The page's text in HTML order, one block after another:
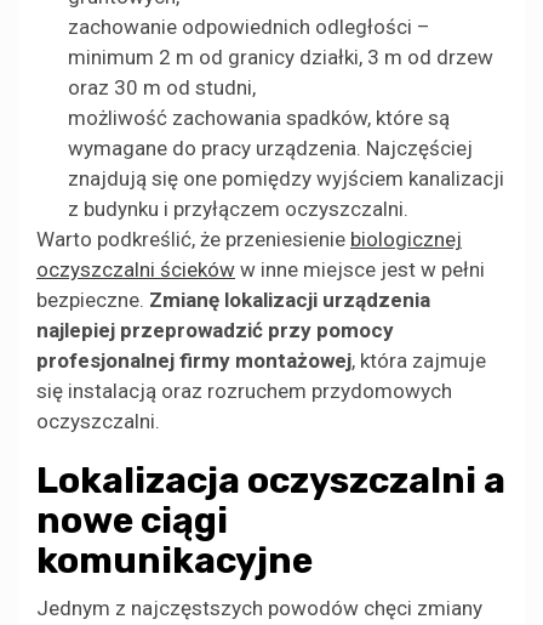
zachowanie odpowiednich odległości –
minimum 2 m od granicy działki, 3 m od drzew
oraz 30 m od studni,
możliwość zachowania spadków, które są
wymagane do pracy urządzenia. Najczęściej
znajdują się one pomiędzy wyjściem kanalizacji
z budynku i przyłączem oczyszczalni.
Warto podkreślić, że przeniesienie biologicznej
oczyszczalni ścieków w inne miejsce jest w pełni
bezpieczne. Zmianę lokalizacji urządzenia
najlepiej przeprowadzić przy pomocy
profesjonalnej firmy montażowej, która zajmuje
się instalacją oraz rozruchem przydomowych
oczyszczalni.
Lokalizacja oczyszczalni a
nowe ciągi
komunikacyjne
Jednym z najczęstszych powodów chęci zmiany